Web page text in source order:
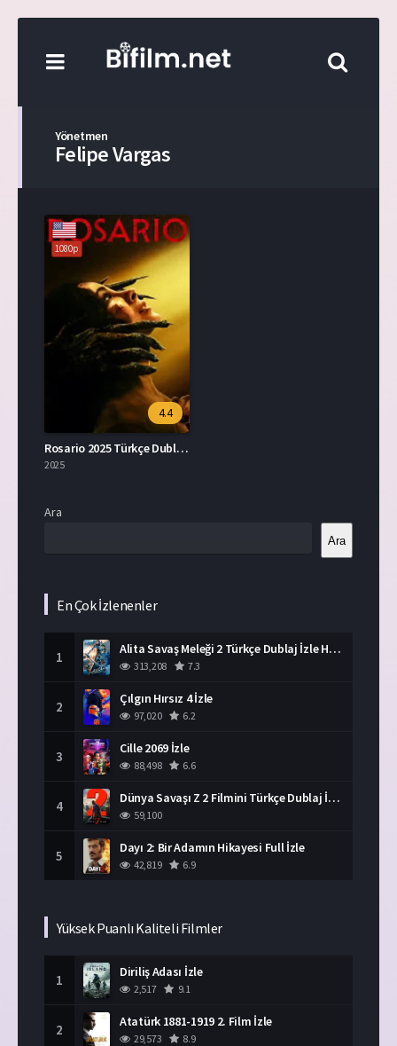
Yönetmen
Felipe Vargas
1080p
4.4
Rosario 2025 Türkçe Dublaj İzle
2025
Ara
Ara
En Çok İzlenenler
1 Alita Savaş Meleği 2 Türkçe Dublaj İzle HD Film
313,208 7.3
2 Çılgın Hırsız 4 İzle
97,020 6.2
3 Cille 2069 İzle
88,498 6.6
4 Dünya Savaşı Z 2 Filmini Türkçe Dublaj İzle
59,100
5 Dayı 2: Bir Adamın Hikayesi Full İzle
42,819 6.9
Yüksek Puanlı Kaliteli Filmler
1 Diriliş Adası İzle
2,517 9.1
2 Atatürk 1881-1919 2. Film İzle
29,573 8.9